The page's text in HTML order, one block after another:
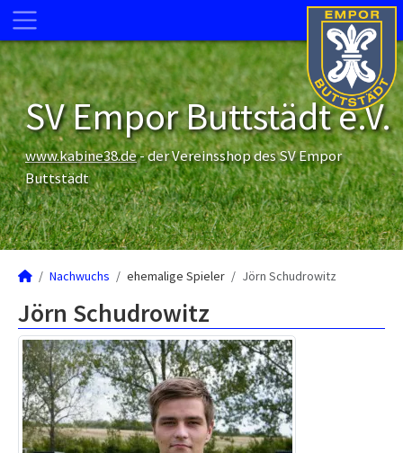
SV Empor Buttstädt e.V.
www.kabine38.de- der Vereinsshop des SV Empor
Buttstädt
Nachwuchs ehemalige Spieler Jörn Schudrowitz
Jörn Schudrowitz